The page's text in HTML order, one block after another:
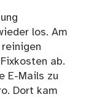
los. Am
ab.
E-Mails zu
Dort kam